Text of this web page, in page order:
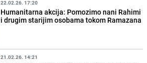
22.02.26. 17:20
Humanitarna akcija: Pomozimo nani Rahimi
i drugim starijim osobama tokom Ramazana
21.02.26. 14:21